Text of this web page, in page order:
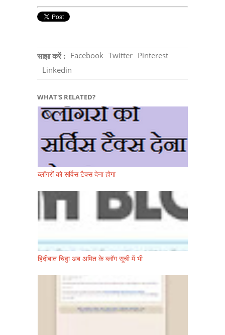
साझा करें : Facebook Twitter Pinterest
Linkedin
WHAT'S RELATED?
ब्लॉगरों को सर्विस टैक्स देना होगा
हिंदीबात चिठ्ठा अब अमित के ब्लॉग सूची में भी